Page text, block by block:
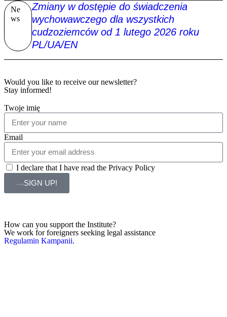
Ne
ws
Zmiany w dostępie do świadczenia
wychowawczego dla wszystkich
cudzoziemców od 1 lutego 2026 roku
PL/UA/EN
Would you like to receive our newsletter?
Stay informed!
Twoje imię
Email
I declare that I have read the Privacy Policy
SIGN UP!
How can you support the Institute?
We work for foreigners seeking legal assistance
Regulamin Kampanii.